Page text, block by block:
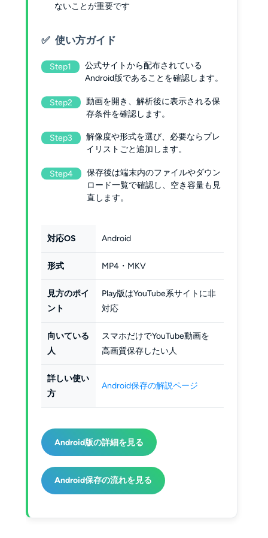
ないことが重要です
使い方ガイド
Step1
公式サイトから配布されている
Android版であることを確認します。
Step2
動画を開き、解析後に表示される保
存条件を確認します。
Step3
解像度や形式を選び、必要ならプレ
イリストごと追加します。
Step4
保存後は端末内のファイルやダウン
ロード一覧で確認し、空き容量も見
直します。
対応OS Android
形式 MP4・MKV
見方のポイ
ント
Play版はYouTube系サイトに非
対応
向いている
人
スマホだけでYouTube動画を
高画質保存したい人
詳しい使い
方
Android保存の解説ページ
Android版の詳細を見る
Android保存の流れを見る